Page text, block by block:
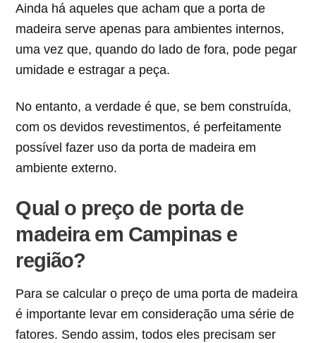
Ainda há aqueles que acham que a porta de
madeira serve apenas para ambientes internos,
uma vez que, quando do lado de fora, pode pegar
umidade e estragar a peça.
No entanto, a verdade é que, se bem construída,
com os devidos revestimentos, é perfeitamente
possível fazer uso da porta de madeira em
ambiente externo.
Qual o preço de porta de
madeira em Campinas e
região?
Para se calcular o preço de uma porta de madeira
é importante levar em consideração uma série de
fatores. Sendo assim, todos eles precisam ser